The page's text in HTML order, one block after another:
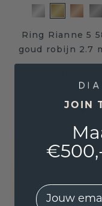
Ring Rianne 5
goud robijn 2.7
Excl. Tax & BTW
JOIN
EMail